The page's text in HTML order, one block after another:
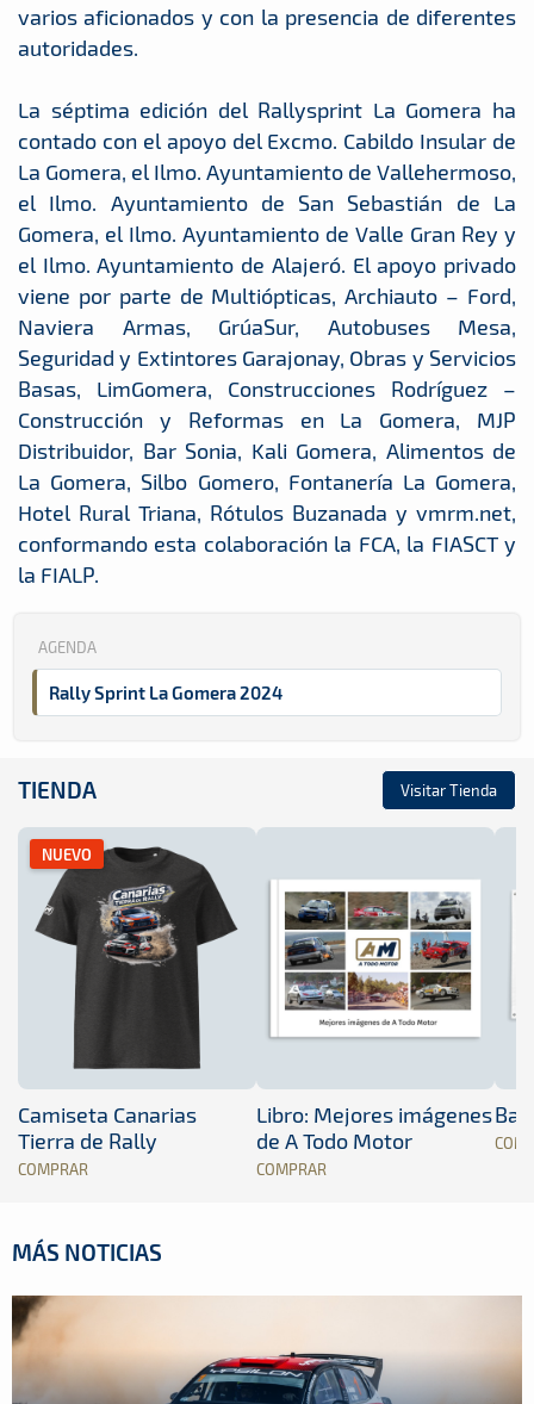
varios aficionados y con la presencia de diferentes
autoridades.
La séptima edición del Rallysprint La Gomera ha
contado con el apoyo del Excmo. Cabildo Insular de
La Gomera, el Ilmo. Ayuntamiento de Vallehermoso,
el Ilmo. Ayuntamiento de San Sebastián de La
Gomera, el Ilmo. Ayuntamiento de Valle Gran Rey y
el Ilmo. Ayuntamiento de Alajeró. El apoyo privado
viene por parte de Multiópticas, Archiauto – Ford,
Naviera Armas, GrúaSur, Autobuses Mesa,
Seguridad y Extintores Garajonay, Obras y Servicios
Basas, LimGomera, Construcciones Rodríguez –
Construcción y Reformas en La Gomera, MJP
Distribuidor, Bar Sonia, Kali Gomera, Alimentos de
La Gomera, Silbo Gomero, Fontanería La Gomera,
Hotel Rural Triana, Rótulos Buzanada y vmrm.net,
conformando esta colaboración la FCA, la FIASCT y
la FIALP.
AGENDA
Rally Sprint La Gomera 2024
TIENDA Visitar Tienda
NUEVO
Camiseta Canarias
Tierra de Rally
COMPRAR
Libro: Mejores imágenes
de A Todo Motor
COMPRAR
MÁS NOTICIAS